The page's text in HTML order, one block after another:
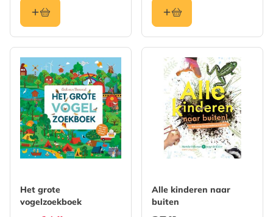
Het grote
vogelzoekboek
Alle kinderen naar
buiten